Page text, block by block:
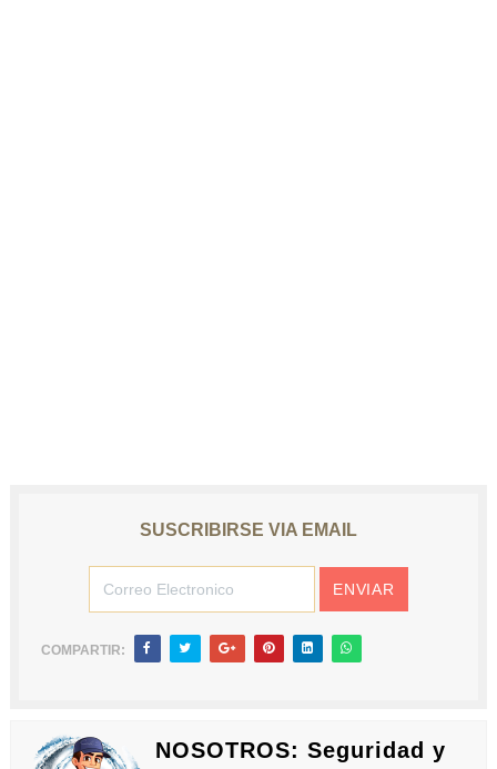
SUSCRIBIRSE VIA EMAIL
COMPARTIR:
NOSOTROS: Seguridad y